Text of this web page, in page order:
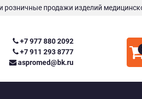
розничные продажи изделий
+7 977 880 2092
+7 911 293 8777
aspromed@bk.ru